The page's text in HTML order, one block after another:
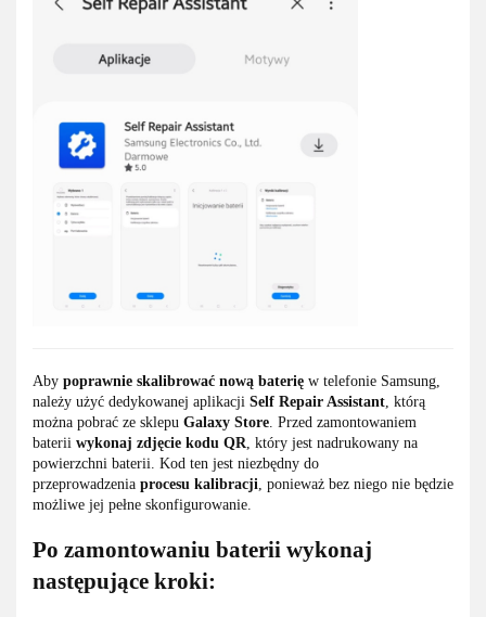
Aby poprawnie skalibrować nową baterię w telefonie Samsung,
należy użyć dedykowanej aplikacji Self Repair Assistant, którą
można pobrać ze sklepu Galaxy Store. Przed zamontowaniem
baterii wykonaj zdjęcie kodu QR, który jest nadrukowany na
powierzchni baterii. Kod ten jest niezbędny do
przeprowadzenia procesu kalibracji, ponieważ bez niego nie będzie
możliwe jej pełne skonfigurowanie.
Po zamontowaniu baterii wykonaj
następujące kroki: